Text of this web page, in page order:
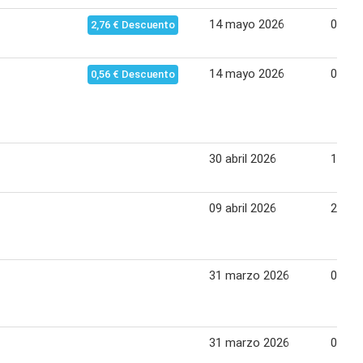
2,76 € Descuento 14 mayo 2026 01
0,56 € Descuento 14 mayo 2026 01
30 abril 2026 13
09 abril 2026 27
31 marzo 2026 08
31 marzo 2026 08